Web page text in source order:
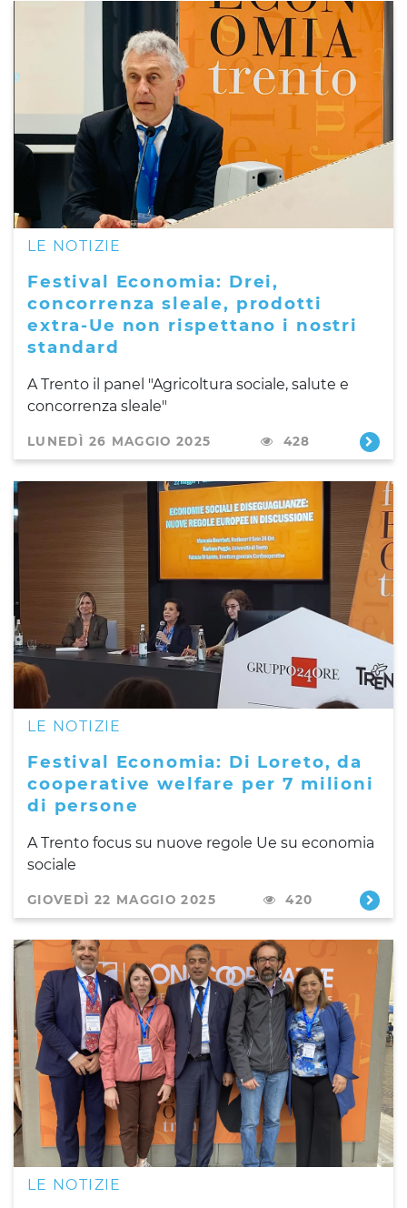
LE NOTIZIE
Festival Economia: Drei,
concorrenza sleale, prodotti
extra-Ue non rispettano i nostri
standard
A Trento il panel "Agricoltura sociale, salute e
concorrenza sleale"
LUNEDÌ 26 MAGGIO 2025 428
LE NOTIZIE
Festival Economia: Di Loreto, da
cooperative welfare per 7 milioni
di persone
A Trento focus su nuove regole Ue su economia
sociale
GIOVEDÌ 22 MAGGIO 2025 420
LE NOTIZIE